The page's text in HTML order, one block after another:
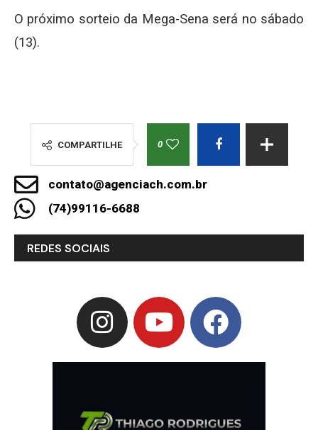
O próximo sorteio da Mega-Sena será no sábado
(13).
COMPARTILHE 0
contato@agenciach.com.br
(74)99116-6688
REDES SOCIAIS